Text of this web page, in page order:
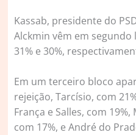
Kassab, presidente do
Alckmin vêm em
31% e 30%,
Em um terceiro bloco
rejeição, Tarcísio, com
França e Salles, com
com 17%, e André do